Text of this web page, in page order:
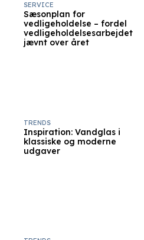
Sæsonplan for
vedligeholdelse – fordel
vedligeholdelsesarbejdet
jævnt over året
SERVICE
Inspiration: Vandglas i
klassiske og moderne
udgaver
TRENDS